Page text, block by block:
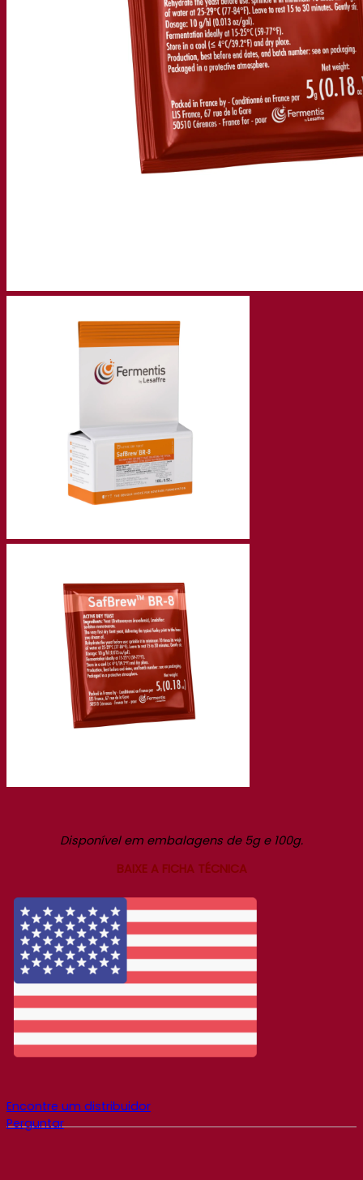
Centro de conhecimento
Percepções de especialistas
Documentations
Fermentis app
Pesquisar por:
Disponível em embalagens de 5g e 100g.
BAIXE A FICHA TÉCNICA
Encontre um distribuidor
Perguntar